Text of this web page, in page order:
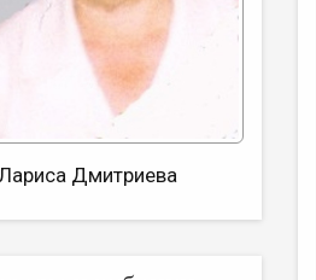
Дмитриева